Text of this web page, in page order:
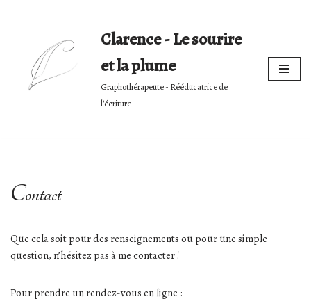
content
Clarence - Le sourire
et la plume
Graphothérapeute - Rééducatrice de
l'écriture
Contact
Que cela soit pour des renseignements ou pour une simple
question, n’hésitez pas à me contacter !
Pour prendre un rendez-vous en ligne :